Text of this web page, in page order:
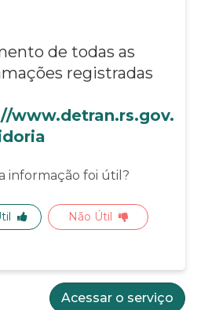
de todas as
registradas
www.detran.rs.gov.
informação foi útil?
Não Útil
Acessar o serviço